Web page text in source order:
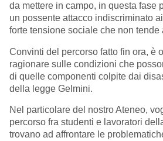
da mettere in campo, in questa fase
un possente attacco indiscriminato
forte tensione sociale che non tende
Convinti del percorso fatto fin ora, è
ragionare sulle condizioni che
di quelle componenti colpite dai
della legge Gelmini.
Nel particolare del nostro Ateneo,
percorso fra studenti e lavoratori
trovano ad affrontare le